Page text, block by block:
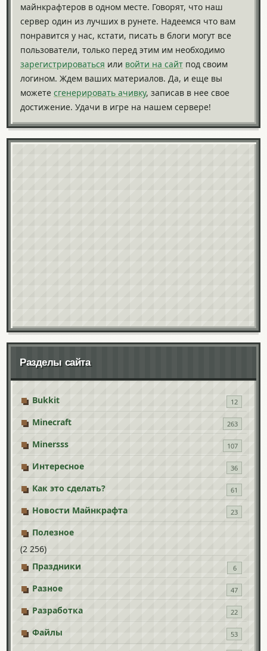
майнкрафтеров в одном месте. Говорят, что наш
сервер один из лучших в рунете. Надеемся что вам
понравится у нас, кстати, писать в блоги могут все
пользователи, только перед этим им необходимо
зарегистрироваться или войти на сайт под своим
логином. Ждем ваших материалов. Да, и еще вы
можете сгенерировать ачивку, записав в нее свое
достижение. Удачи в игре на нашем сервере!
Разделы сайта
Bukkit 12
Minecraft 263
Minersss 107
Интересное 36
Как это сделать? 61
Новости Майнкрафта 23
Полезное
(2 256)
Праздники
6
Разное 47
Разработка 22
Файлы 53